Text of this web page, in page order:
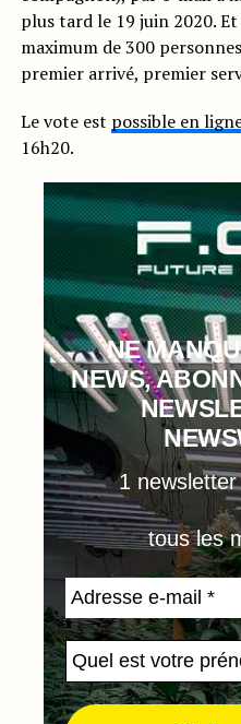
plus tard le 19 juin 2020.
maximum de 300
premier arrivé, premier
Le vote est possible en
16h20.
NE
NEWS,
1
tous les